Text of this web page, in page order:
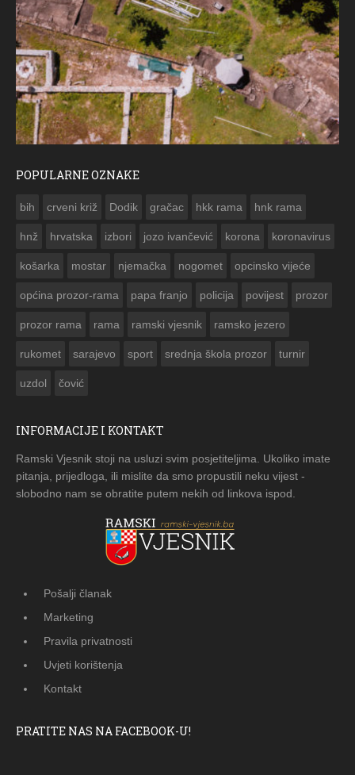
POPULARNE OZNAKE
bih crveni križ Dodik gračac hkk rama hnk rama
hnž hrvatska izbori jozo ivančević korona koronavirus
košarka mostar njemačka nogomet opcinsko vijeće
općina prozor-rama papa franjo policija povijest prozor
prozor rama rama ramski vjesnik ramsko jezero
rukomet sarajevo sport srednja škola prozor turnir
uzdol čović
INFORMACIJE I KONTAKT
Ramski Vjesnik stoji na usluzi svim posjetiteljima. Ukoliko imate
pitanja, prijedloga, ili mislite da smo propustili neku vijest -
slobodno nam se obratite putem nekih od linkova ispod.
Pošalji članak
Marketing
Pravila privatnosti
Uvjeti korištenja
Kontakt
PRATITE NAS NA FACEBOOK-U!